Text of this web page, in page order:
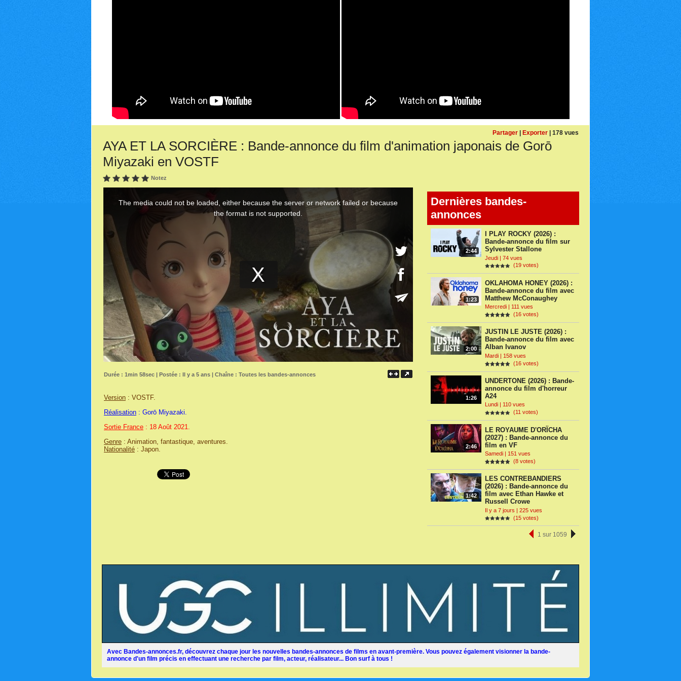
Partager | Exporter | 178 vues
AYA ET LA SORCIÈRE : Bande-annonce du film d'animation japonais de Gorō
Miyazaki en VOSTF
Notez
Dernières bandes-
annonces
2:44
I PLAY ROCKY (2026) :
Bande-annonce du film sur
Sylvester Stallone
Jeudi | 74 vues
(19 votes)
1:23
OKLAHOMA HONEY (2026) :
Bande-annonce du film avec
Matthew McConaughey
Mercredi | 111 vues
(16 votes)
2:00
JUSTIN LE JUSTE (2026) :
Bande-annonce du film avec
Alban Ivanov
Mardi | 158 vues
(16 votes)
1:26
UNDERTONE (2026) : Bande-
annonce du film d'horreur
A24
Lundi | 110 vues
(11 votes)
2:46
LE ROYAUME D'ORÏCHA
(2027) : Bande-annonce du
film en VF
Samedi | 151 vues
(8 votes)
1:42
LES CONTREBANDIERS
(2026) : Bande-annonce du
film avec Ethan Hawke et
Russell Crowe
Il y a 7 jours | 225 vues
(15 votes)
1 sur 1059
Durée : 1min 58sec | Postée : Il y a 5 ans | Chaîne : Toutes les bandes-annonces
Version : VOSTF.
Réalisation : Gorō Miyazaki.
Sortie France : 18 Août 2021.
Genre : Animation, fantastique, aventures.
Nationalité : Japon.
Avec Bandes-annonces.fr, découvrez chaque jour les nouvelles bandes-annonces de films en avant-première. Vous pouvez également visionner la bande-
annonce d'un film précis en effectuant une recherche par film, acteur, réalisateur... Bon surf à tous !